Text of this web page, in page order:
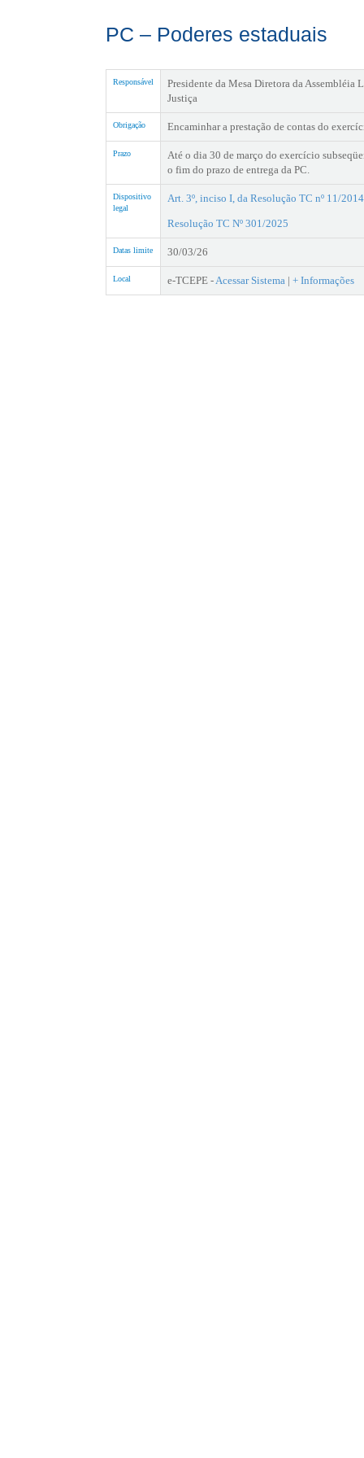
PC – Poderes estaduais
Responsável
Presidente da Mesa Diretora da Assembléia
Justiça
Obrigação Encaminhar a prestação de contas do
Prazo
Até o dia 30 de março do exercício
o fim do prazo de entrega da PC.
Dispositivo
legal
Art. 3º, inciso I, da Resolução TC nº 11/2014
Resolução TC Nº 301/2025
Datas limite 30/03/26
Local e-TCEPE -Acessar Sistema | + Informações